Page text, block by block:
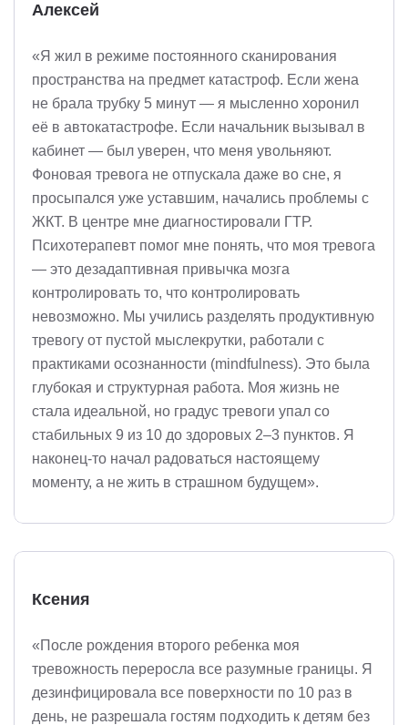
Алексей
«Я жил в режиме постоянного сканирования
пространства на предмет катастроф. Если жена
не брала трубку 5 минут — я мысленно хоронил
её в автокатастрофе. Если начальник вызывал в
кабинет — был уверен, что меня увольняют.
Фоновая тревога не отпускала даже во сне, я
просыпался уже уставшим, начались проблемы с
ЖКТ. В центре мне диагностировали ГТР.
Психотерапевт помог мне понять, что моя тревога
— это дезадаптивная привычка мозга
контролировать то, что контролировать
невозможно. Мы учились разделять продуктивную
тревогу от пустой мыслекрутки, работали с
практиками осознанности (mindfulness). Это была
глубокая и структурная работа. Моя жизнь не
стала идеальной, но градус тревоги упал со
стабильных 9 из 10 до здоровых 2–3 пунктов. Я
наконец-то начал радоваться настоящему
моменту, а не жить в страшном будущем».
Ксения
«После рождения второго ребенка моя
тревожность переросла все разумные границы. Я
дезинфицировала все поверхности по 10 раз в
день, не разрешала гостям подходить к детям без